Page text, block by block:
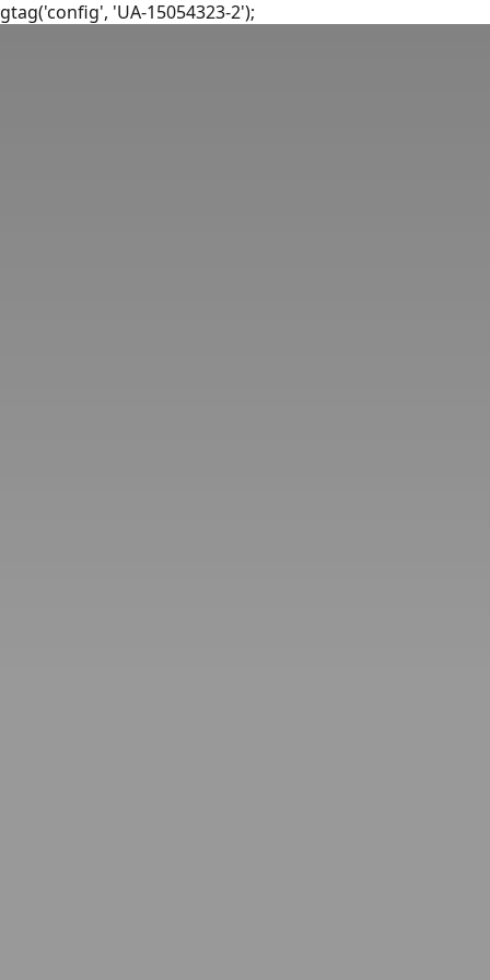
gtag('config', 'UA-15054323-2');